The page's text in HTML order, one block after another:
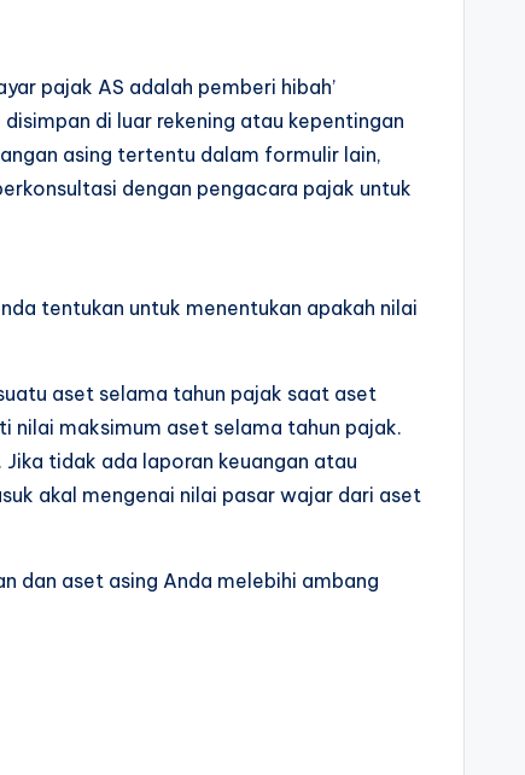
pajak AS adalah pemberi hibah’
di luar rekening atau kepentingan
asing tertentu dalam formulir lain,
dengan pengacara pajak untuk
tentukan untuk menentukan apakah nilai
aset selama tahun pajak saat aset
nilai maksimum aset selama tahun pajak.
tidak ada laporan keuangan atau
akal mengenai nilai pasar wajar dari aset
dan aset asing Anda melebihi ambang